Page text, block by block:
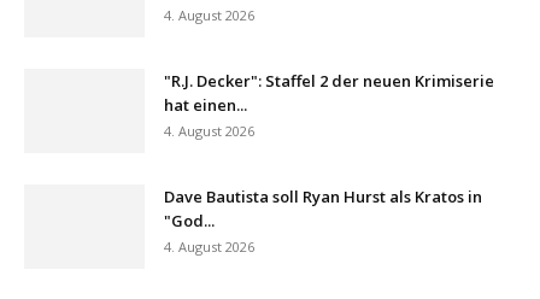
4. August 2026
"R.J. Decker": Staffel 2 der neuen Krimiserie
hat einen...
4. August 2026
Dave Bautista soll Ryan Hurst als Kratos in
"God...
4. August 2026